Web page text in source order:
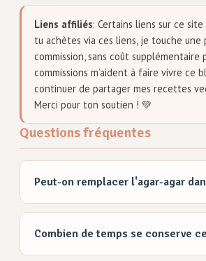
Liens affiliés: Certains liens sur ce
tu achètes via ces liens, je touche une
commission, sans coût supplémentaire
commissions m’aident à faire vivre ce
continuer de partager mes recettes
Merci pour ton soutien ! 💚
Questions fréquentes
Peut-on remplacer l'agar-agar
Combien de temps se conserve